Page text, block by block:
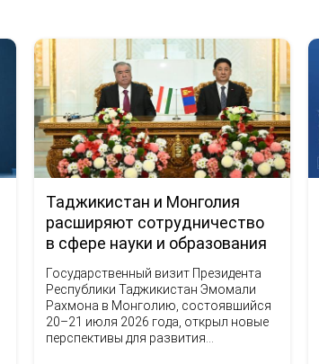
Таджикистан и Монголия
расширяют сотрудничество
в сфере науки и образования
Государственный визит Президента
Республики Таджикистан Эмомали
Рахмона в Монголию, состоявшийся
20–21 июля 2026 года, открыл новые
перспективы для развития